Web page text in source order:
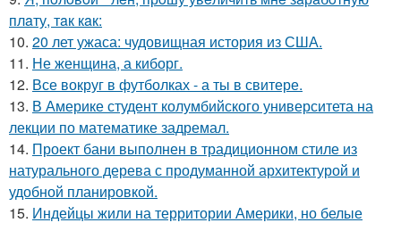
плaту, тaк кaк:
10. 20 лет ужаса: чудовищная история из США.
11. Не женщина, а киборг.
12. Все вокруг в футболках - а ты в свитере.
13. В Америке студент колумбийского университета на
лекции по математике задремал.
14. Проект бани выполнен в традиционном стиле из
натурального дерева с продуманной архитектурой и
удобной планировкой.
15. Индейцы жили на территории Америки, но белые